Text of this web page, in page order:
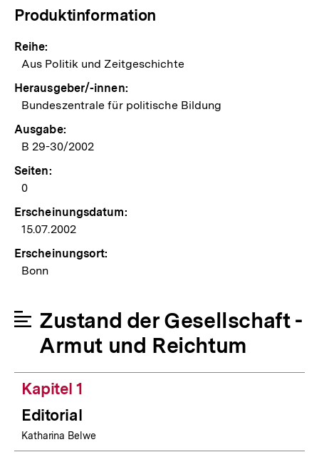
Produktinformation
Reihe:
Aus Politik und Zeitgeschichte
Herausgeber/-innen:
Bundeszentrale für politische Bildung
Ausgabe:
B 29-30/2002
Seiten:
0
Erscheinungsdatum:
15.07.2002
Erscheinungsort:
Bonn
Zustand der Gesellschaft -
Armut und Reichtum
Kapitel 1
Editorial
Katharina Belwe